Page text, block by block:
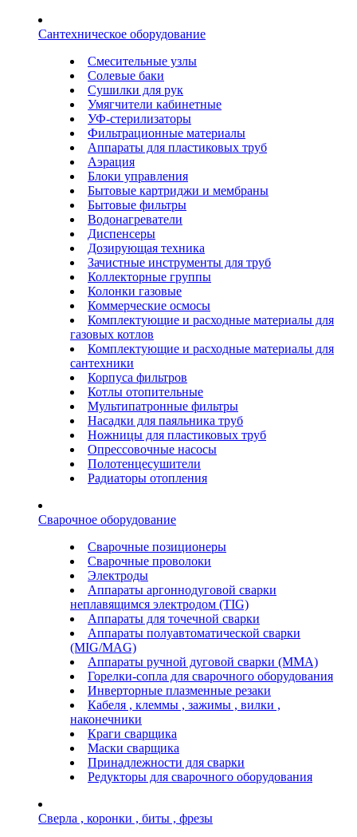
Сантехническое оборудование
Смесительные узлы
Солевые баки
Сушилки для рук
Умягчители кабинетные
УФ-стерилизаторы
Фильтрационные материалы
Аппараты для пластиковых труб
Аэрация
Блоки управления
Бытовые картриджи и мембраны
Бытовые фильтры
Водонагреватели
Диспенсеры
Дозирующая техника
Зачистные инструменты для труб
Коллекторные группы
Колонки газовые
Коммерческие осмосы
Комплектующие и расходные материалы для
газовых котлов
Комплектующие и расходные материалы для
сантехники
Корпуса фильтров
Котлы отопительные
Мультипатронные фильтры
Насадки для паяльника труб
Ножницы для пластиковых труб
Опрессовочные насосы
Полотенцесушители
Радиаторы отопления
Сварочное оборудование
Сварочные позиционеры
Сварочные проволоки
Электроды
Аппараты аргоннодуговой сварки
неплавящимся электродом (TIG)
Аппараты для точечной сварки
Аппараты полуавтоматической сварки
(MIG/MAG)
Аппараты ручной дуговой сварки (ММА)
Горелки-сопла для сварочного оборудования
Инверторные плазменные резаки
Кабеля , клеммы , зажимы , вилки ,
наконечники
Краги сварщика
Маски сварщика
Принадлежности для сварки
Редукторы для сварочного оборудования
Сверла , коронки , биты , фрезы